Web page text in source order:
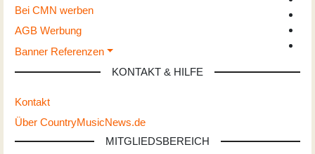
Bei CMN werben
AGB Werbung
Banner Referenzen
KONTAKT & HILFE
Kontakt
Über CountryMusicNews.de
MITGLIEDSBEREICH